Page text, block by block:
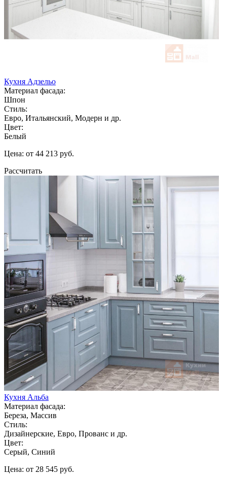
Кухня Адзельо
Материал фасада:
Шпон
Стиль:
Евро, Итальянский, Модерн и др.
Цвет:
Белый
Цена: от 44 213 руб.
Рассчитать
Кухня Альба
Материал фасада:
Береза, Массив
Стиль:
Дизайнерские, Евро, Прованс и др.
Цвет:
Серый, Синий
Цена: от 28 545 руб.